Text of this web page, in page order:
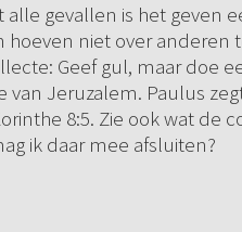
gevallen is het geven
hoeven niet over
Geef gul, maar doe
Jeruzalem. Paulus
8:5. Zie ook wat de
ik daar mee afsluiten?